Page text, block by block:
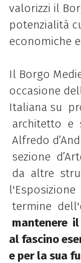
valorizzi il
potenzialità
economiche
Il Borgo
occasione
Italiana su
architetto e
Alfredo
sezione
da altre
termine
mantenere
al fascino
e per la sua